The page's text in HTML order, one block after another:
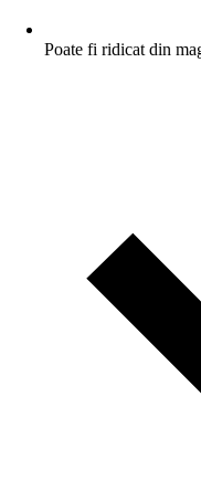
Poate fi ridicat din